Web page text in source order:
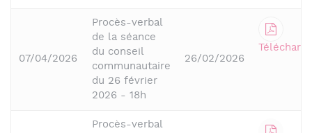
07/04/2026
Procès-verbal
de la séance
du conseil
communautaire
du 26 février
2026 - 18h
26/02/2026
Procès-verbal